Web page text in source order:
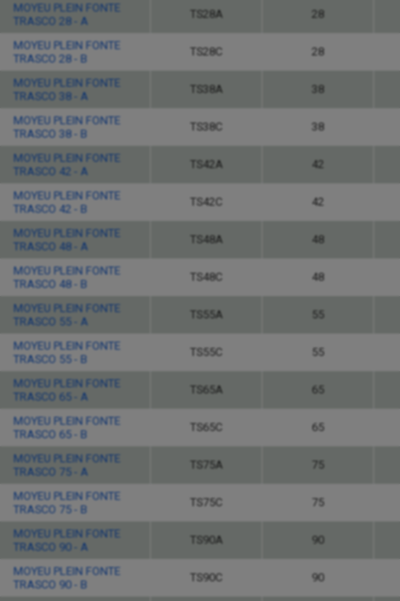
MOYEU PLEIN FONTE
TRASCO 28 - A
TS28A 28
MOYEU PLEIN FONTE
TRASCO 28 - B
TS28C 28
MOYEU PLEIN FONTE
TRASCO 38 - A
TS38A 38
MOYEU PLEIN FONTE
TRASCO 38 - B
TS38C 38
MOYEU PLEIN FONTE
TRASCO 42 - A
TS42A 42
MOYEU PLEIN FONTE
TRASCO 42 - B
TS42C 42
MOYEU PLEIN FONTE
TRASCO 48 - A
TS48A 48
MOYEU PLEIN FONTE
TRASCO 48 - B
TS48C 48
MOYEU PLEIN FONTE
TRASCO 55 - A
TS55A
MOYEU PLEIN FONTE
TRASCO 55 - B
TS55C 55
MOYEU PLEIN FONTE
TRASCO 65 - A
TS65A 65
MOYEU PLEIN FONTE
TRASCO 65 - B
TS65C 65
MOYEU PLEIN FONTE
TRASCO 75 - A
TS75A 75
MOYEU PLEIN FONTE
TRASCO 75 - B
TS75C 75
MOYEU PLEIN FONTE
TRASCO 90 - A
TS90A 90
MOYEU PLEIN FONTE
TRASCO 90 - B
TS90C 90